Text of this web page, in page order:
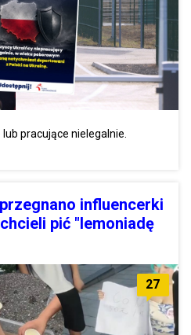
pracujące nielegalnie.
influencerki
pić "lemoniadę
27